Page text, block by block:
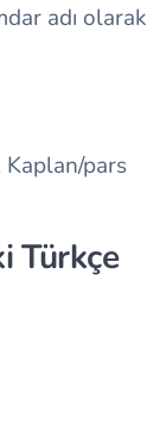
adı olarak
Kaplan/pars
Türkçe